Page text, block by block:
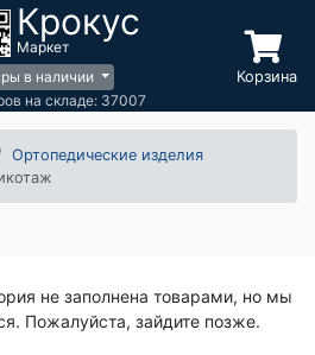
Крокус
Маркет
в наличии
на складе: 37007
Корзина
Ортопедические изделия
не заполнена товарами, но мы
Пожалуйста, зайдите позже.